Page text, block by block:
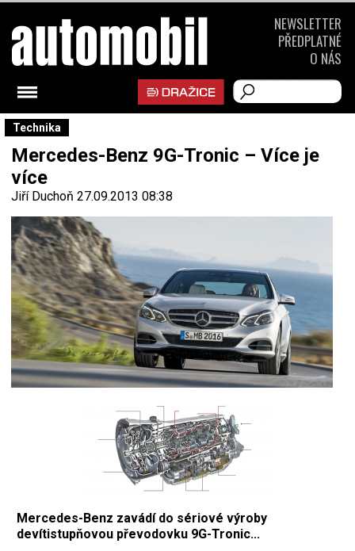
Technika
Mercedes-Benz 9G-Tronic – Více je
více
Jiří Duchoň 27.09.2013 08:38
Mercedes-Benz zavádí do sériové výroby
devítistupňovou převodovku 9G-Tronic...
NEWSLETTER
PŘEDPLATNÉ
O NÁS